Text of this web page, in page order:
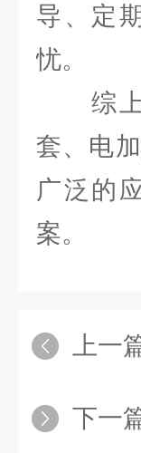
导、定
忧。
综上
套、电
广泛的
案。
上一
下一